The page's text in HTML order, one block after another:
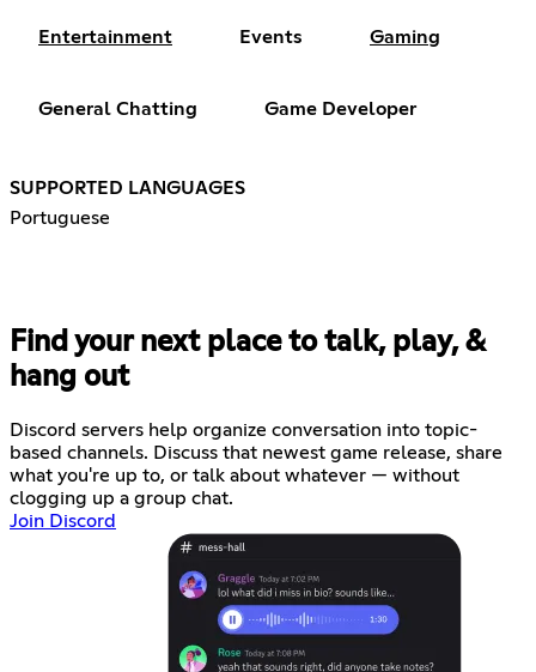
Entertainment Events Gaming
General Chatting Game Developer
SUPPORTED LANGUAGES
Portuguese
Find your next place to talk, play, &
hang out
Discord servers help organize conversation into topic-
based channels. Discuss that newest game release, share
what you're up to, or talk about whatever — without
clogging up a group chat.
Join Discord